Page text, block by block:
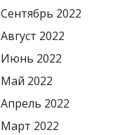
Сентябрь 2022
Август 2022
Июнь 2022
Май 2022
Апрель 2022
Март 2022